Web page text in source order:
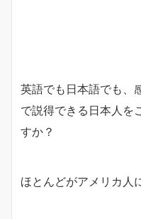
英語でも日本語でも、
で説得できる日本人を
すか？
ほとんどがアメリカ人